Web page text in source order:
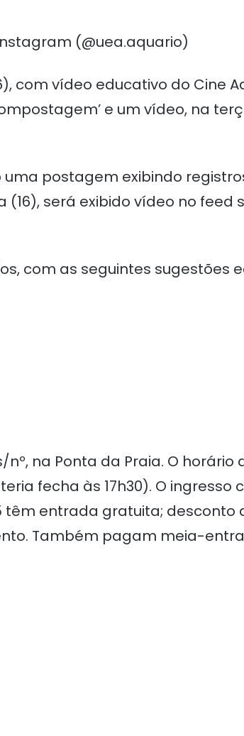
(@uea.aquario)
com vídeo educativo do Cine
e um vídeo, na
postagem exibindo
será exibido vídeo no feed
com as seguintes sugestões
na Ponta da Praia. O horário
fecha às 17h30). O ingresso
têm entrada gratuita; desconto
Também pagam meia-